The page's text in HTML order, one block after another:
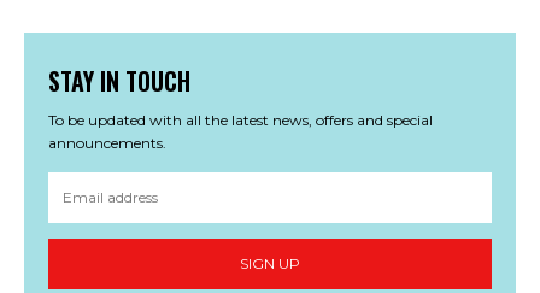
STAY IN TOUCH
To be updated with all the latest news, offers and special
announcements.
SIGN UP